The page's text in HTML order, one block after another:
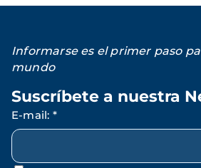
Informarse es el primer paso
mundo
Suscríbete a nuestra
E-mail: *